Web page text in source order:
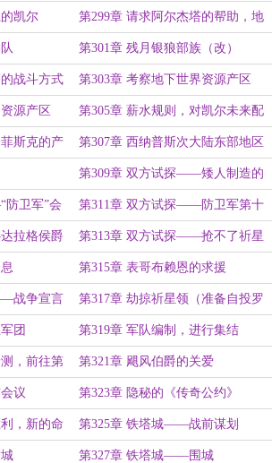
凯尔 第299章 请求阿尔杰塔的帮助，地
下世界详细情况
第301章 残月银狼部族（改）
战斗方式 第303章 考察地下世界资源产区
（上）
源产区 第305章 薪水规则，对凯尔未来配
偶的想法
斯克的产 第307章 西纳普斯次大陆东部地区
动乱开端
第309章 双方试探——矮人制造的
动乱
卫军”会 第311章 双方试探——防卫军第十
军组建
拉格侯爵 第313章 双方试探——抢不了祈星
领，还不能抢半人马吗？
第315章 表哥布赖恩的求援
战争宣言 第317章 劫掠祈星领（准备自投罗
网的红龙）
团 第319章 军队编制，进行集结
，前往第 第321章 飓风伯爵的关爱
议 第323章 隐秘的《传奇公约》
，新的命 第325章 铁塔城——战前谋划
第327章 铁塔城——围城